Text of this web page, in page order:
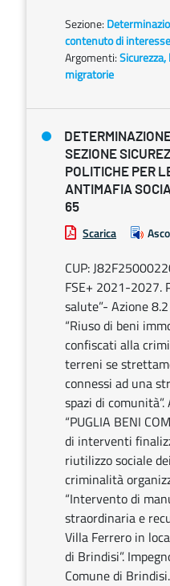
Sezione:
contenuto di
Argomenti:
migratorie
SEZIONE
POLITICHE PER
ANTIMAFIA
65
Scarica
CUP:
FSE+ 2021-2027.
salute”- Azione
“Riuso di beni
confiscati alla
terreni se
connessi ad una
spazi di
“PUGLIA BENI
di interventi
riutilizzo sociale
criminalità
“Intervento di
straordinaria e
Villa Ferrero in
di Brindisi”.
Comune di Brindisi.